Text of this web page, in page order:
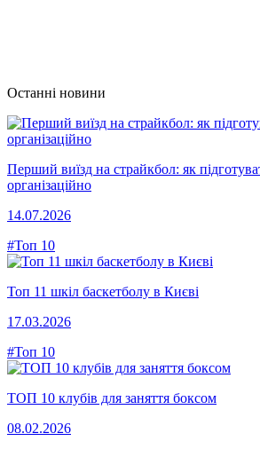
Останні новини
Перший виїзд на страйкбол: як
організаційно
14.07.2026
#Топ 10
Топ 11 шкіл баскетболу в Києві
17.03.2026
#Топ 10
ТОП 10 клубів для заняття боксом
08.02.2026